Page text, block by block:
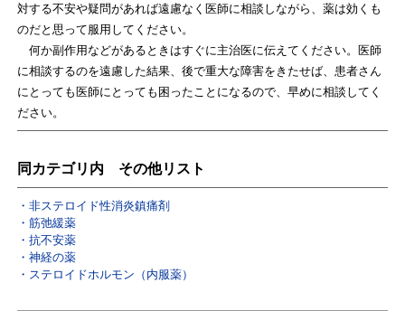
対する不安や疑問があれば遠慮なく医師に相談しながら、薬は効くも
のだと思って服用してください。
何か副作用などがあるときはすぐに主治医に伝えてください。医師
に相談するのを遠慮した結果、後で重大な障害をきたせば、患者さん
にとっても医師にとっても困ったことになるので、早めに相談してく
ださい。
同カテゴリ内 その他リスト
非ステロイド性消炎鎮痛剤
筋弛緩薬
抗不安薬
神経の薬
ステロイドホルモン（内服薬）